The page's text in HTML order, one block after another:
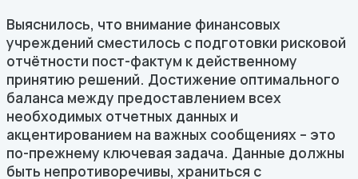
Выяснилось, что внимание финансовых
учреждений сместилось с подготовки рисковой
отчётности пост-фактум к действенному
принятию решений. Достижение оптимального
баланса между предоставлением всех
необходимых отчетных данных и
акцентированием на важных сообщениях – это
по-прежнему ключевая задача. Данные должны
быть непротиворечивы, храниться с